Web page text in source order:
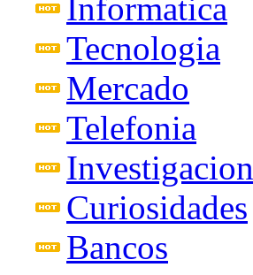
Informatica
Tecnologia
Mercado
Telefonia
Investigacion
Curiosidades
Bancos